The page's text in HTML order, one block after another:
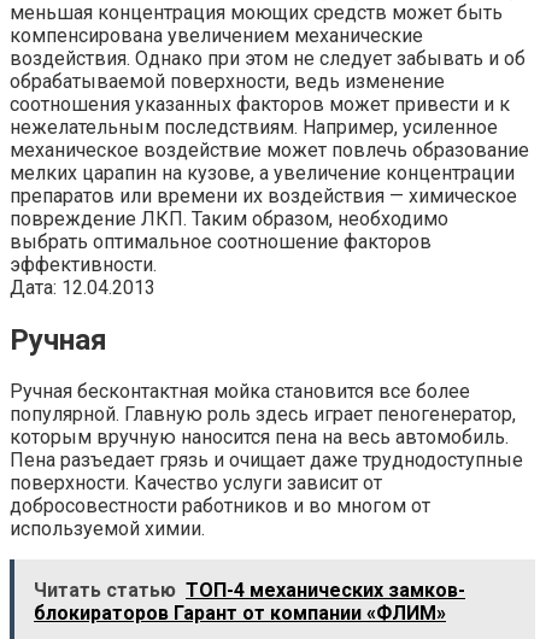
меньшая концентрация моющих средств может быть
компенсирована увеличением механические
воздействия. Однако при этом не следует забывать и об
обрабатываемой поверхности, ведь изменение
соотношения указанных факторов может привести и к
нежелательным последствиям. Например, усиленное
механическое воздействие может повлечь образование
мелких царапин на кузове, а увеличение концентрации
препаратов или времени их воздействия — химическое
повреждение ЛКП. Таким образом, необходимо
выбрать оптимальное соотношение факторов
эффективности.
Дата: 12.04.2013
Ручная
Ручная бесконтактная мойка становится все более
популярной. Главную роль здесь играет пеногенератор,
которым вручную наносится пена на весь автомобиль.
Пена разъедает грязь и очищает даже труднодоступные
поверхности. Качество услуги зависит от
добросовестности работников и во многом от
используемой химии.
Читать статью ТОП-4 механических замков-
блокираторов Гарант от компании «ФЛИМ»